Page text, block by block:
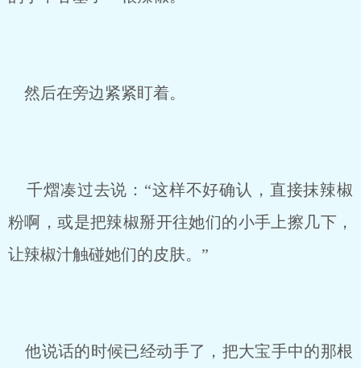
然后在旁边紧紧盯着。
千熠凑过去说：“这样不好确认，直接抹辣椒
粉啊，或是把辣椒掰开往她们的小手上擦几下，
让辣椒汁触碰她们的皮肤。”
他说话的时候已经动手了，把大宝手中的那根